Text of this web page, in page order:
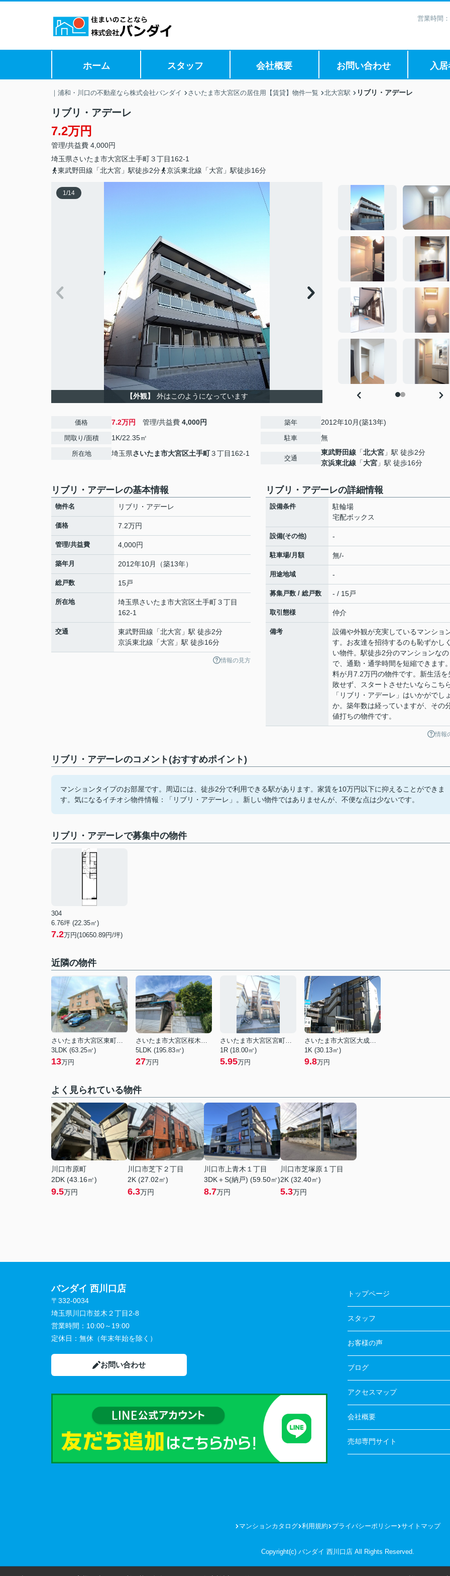
営業時間
ホーム スタッフ 会社概要 お問い合わせ 入
｜浦和・川口の不動産なら株式会社バンダイ さいたま市大宮区の居住用【賃貸】物件一覧 北大宮駅 リブリ・アデーレ
リブリ・アデーレ
7.2万円
管理/共益費 4,000円
埼玉県さいたま市大宮区土手町３丁目162-1
東武野田線「北大宮」駅徒歩2分
京浜東北線「大宮」駅徒歩16分
1/14
【外観】 外はこのようになっています
価格 7.2万円 管理/共益費 4,000円
間取り/面積 1K/22.35㎡
所在地 埼玉県さいたま市大宮区土手町３丁目162-1
築年 2012年10月(築13年)
駐車 無
交通
東武野田線 「北大宮 」駅 徒歩2分
京浜東北線 「大宮 」駅 徒歩16分
リブリ・アデーレの基本情報
物件名 リブリ・アデーレ
価格 7.2万円
管理/共益費 4,000円
築年月 2012年10月（築13年）
総戸数 15戸
所在地 埼玉県さいたま市大宮区土手町３丁目
162-1
交通 東武野田線 「北大宮 」駅 徒歩2分
京浜東北線 「大宮 」駅 徒歩16分
情報の見方
リブリ・アデーレの詳細情報
設備条件
駐輪場
宅配ボックス
設備(その他) -
駐車場/月額 無/-
用途地域 -
募集戸数 / 総戸数 - / 15戸
取引態様 仲介
備考
設備や外観が充実しているマンショ
す。お友達を招待するのも恥ずかし
い物件。駅徒歩2分のマンションなの
で、通勤・通学時間を短縮できます
料が月7.2万円の物件です。新生活を
敗せず、スタートさせたいならこち
「リブリ・アデーレ」はいかがでし
か。築年数は経っていますが、その
値打ちの物件です。
情報
リブリ・アデーレのコメント(おすすめポイント)
マンションタイプのお部屋です。周辺には、徒歩2分で利用できる駅があります。家賃を10万円以下に抑えることができま
す。気になるイチオシ物件情報：「リブリ・アデーレ」。新しい物件ではありませんが、不便な点は少ないです。
リブリ・アデーレで募集中の物件
304
6.76坪 (22.35㎡)
7.2万円(10650.89円/坪)
近隣の物件
さいたま市大宮区東町１丁目
3LDK (63.25㎡)
13万円
さいたま市大宮区桜木町４丁目
5LDK (195.83㎡)
27万円
さいたま市大宮区宮町５丁目
1R (18.00㎡)
5.95万円
さいたま市大宮区大成町１丁目
1K (30.13㎡)
9.8万円
よく見られている物件
川口市原町
2DK (43.16㎡)
9.5万円
川口市芝下２丁目
2K (27.02㎡)
6.3万円
川口市上青木１丁目
3DK＋S(納戸) (59.50㎡)
8.7万円
川口市芝塚原１丁目
2K (32.40㎡)
5.3万円
バンダイ 西川口店
〒332-0034
埼玉県川口市並木２丁目2-8
営業時間： 10:00～19:00
定休日： 無休（年末年始を除く）
お問い合わせ
トップページ
スタッフ
お客様の声
ブログ
アクセスマップ
会社概要
売却専門サイト
マンションカタログ 利用規約 プライバシーポリシー サイトマップ
Copyright(c) バンダイ 西川口店 All Rights Reserved.